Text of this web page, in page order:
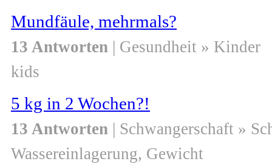
Mundfäule, mehrmals?
13 Antworten | Gesundheit » Kinder
kids
5 kg in 2 Wochen?!
13 Antworten | Schwangerschaft »
Wassereinlagerung, Gewicht